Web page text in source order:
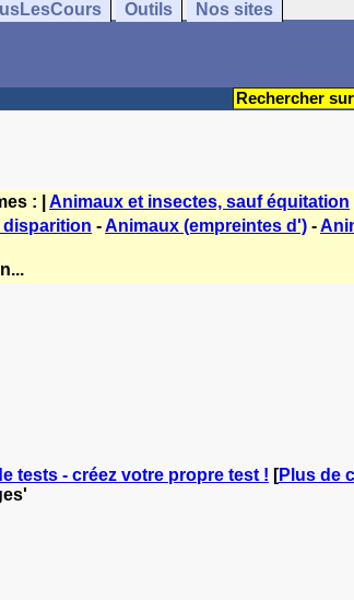
Outils Nos sites
: | Animaux et insectes, sauf équitation
disparition -Animaux (empreintes d') -
tests - créez votre propre test ! [Plus de